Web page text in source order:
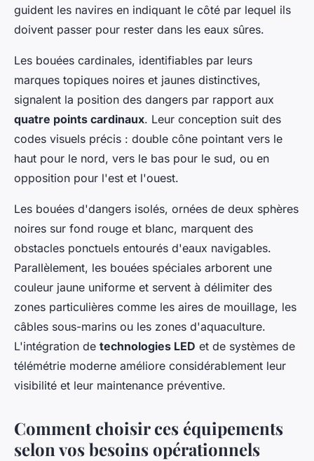
guident les navires en indiquant le côté par lequel ils
doivent passer pour rester dans les eaux sûres.
Les bouées cardinales, identifiables par leurs
marques topiques noires et jaunes distinctives,
signalent la position des dangers par rapport aux
quatre points cardinaux. Leur conception suit des
codes visuels précis : double cône pointant vers le
haut pour le nord, vers le bas pour le sud, ou en
opposition pour l'est et l'ouest.
Les bouées d'dangers isolés, ornées de deux sphères
noires sur fond rouge et blanc, marquent des
obstacles ponctuels entourés d'eaux navigables.
Parallèlement, les bouées spéciales arborent une
couleur jaune uniforme et servent à délimiter des
zones particulières comme les aires de mouillage, les
câbles sous-marins ou les zones d'aquaculture.
L'intégration de technologies LED et de systèmes de
télémétrie moderne améliore considérablement leur
visibilité et leur maintenance préventive.
Comment choisir ces équipements
selon vos besoins opérationnels